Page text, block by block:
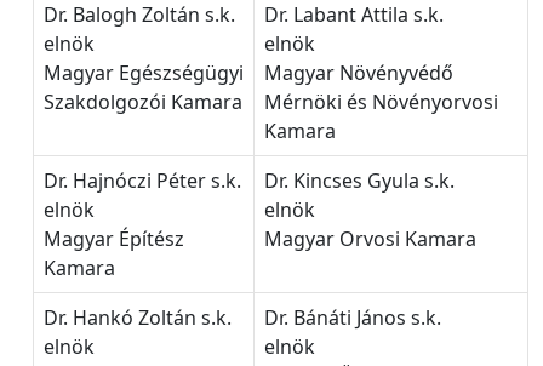
Dr. Balogh Zoltán s.k.
elnök
Magyar Egészségügyi
Szakdolgozói Kamara
Dr. Labant Attila s.k.
elnök
Magyar Növényvédő
Mérnöki és Növényorvosi
Kamara
Dr. Hajnóczi Péter s.k.
elnök
Magyar Építész
Kamara
Dr. Kincses Gyula s.k.
elnök
Magyar Orvosi Kamara
Dr. Hankó Zoltán s.k.
elnök
Dr. Bánáti János s.k.
elnök